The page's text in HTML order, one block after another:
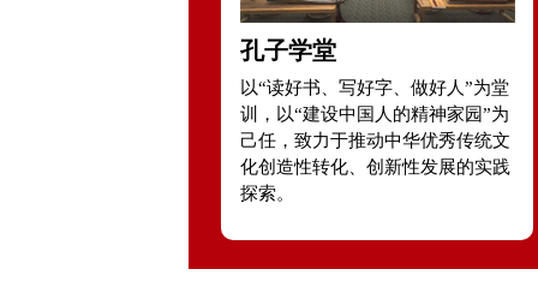
孔子学堂
以“读好书、写好字、做好人”为堂
训，以“建设中国人的精神家园”为
己任，致力于推动中华优秀传统文
化创造性转化、创新性发展的实践
探索。